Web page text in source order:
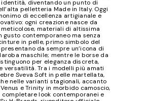
identità, diventando un punto di
pelletteria Made in Italy. Oggi
di eccellenza artigianale e
ogni creazione nasce da
materiali di altissima
gusto contemporaneo ma senza
in pelle, primo simbolo del
da sempre un’icona di
maschile; mentre le borse da
per eleganza discreta,
versatilità. Tra i modelli più amati
Sveva Soft in pelle martellata,
nelle varianti stagionali, accanto
e Trinity in morbido camoscio,
look contemporanei e